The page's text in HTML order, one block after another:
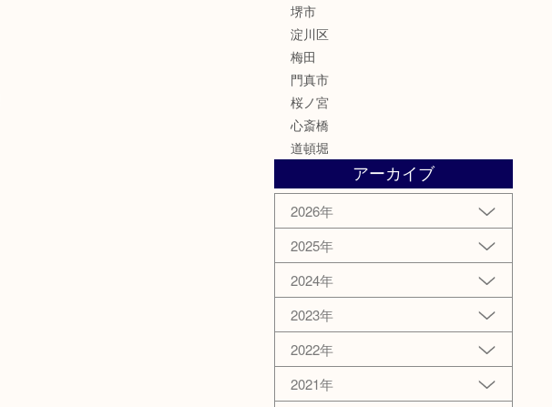
堺市
淀川区
梅田
門真市
桜ノ宮
心斎橋
道頓堀
アーカイブ
2026年
2025年
2024年
2023年
2022年
2021年